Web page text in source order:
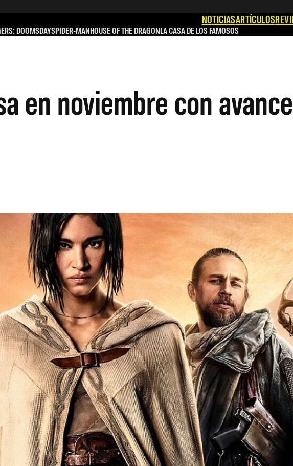
NOTICIASARTÍCULOS
DOOMSDAYSPIDER-MANHOUSE OF THE DRAGONLA CASA DE LOS FAMOSOS
en noviembre con